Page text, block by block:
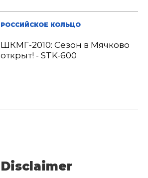
РОССИЙСКОЕ КОЛЬЦО
ШКМГ-2010: Сезон в Мячково
открыт! - STK-600
Disclaimer